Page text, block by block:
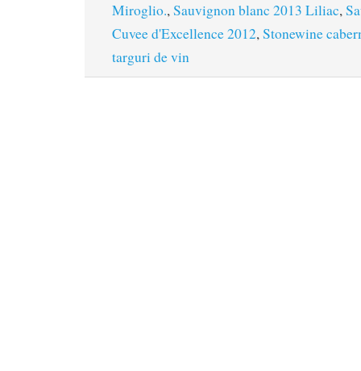
Miroglio.,Sauvignon blanc 2013 Liliac,
Cuvee d'Excellence 2012,Stonewine
targuri de vin